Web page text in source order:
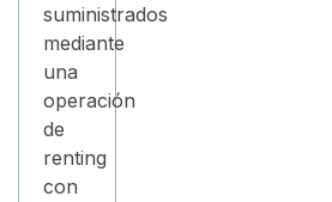
suministrados
mediante
una
operación
de
renting
con